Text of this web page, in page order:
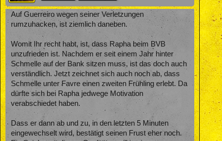
Auf Guerreiro wegen seiner Verletzungen
rumzuhacken, ist ziemlich daneben.
Womit Ihr recht habt, ist, dass Rapha beim BVB
unzufrieden ist. Nachdem er seit einem Jahr hinter
Schmelle auf der Bank sitzen muss, ist das doch auch
verständlich. Jetzt zeichnet sich auch noch ab, dass
Schmelle unter Favre einen zweiten Frühling erlebt. Da
dürfte sich bei Rapha jedwege Motivation
verabschiedet haben.
Dass er dann ab und zu, in den letzten 5 Minuten
eingewechselt wird, bestätigt seinen Frust eher noch.